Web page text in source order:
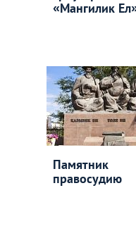
«Мангилик
Памятник
правосудию